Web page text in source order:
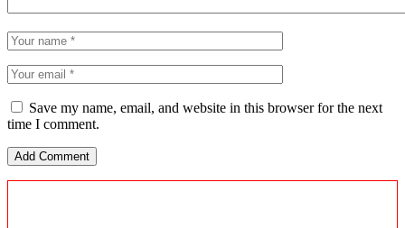
Save my name, email, and website in this browser for the next
time I comment.